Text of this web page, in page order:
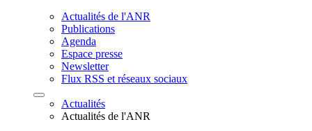
Actualités de l'ANR
Publications
Agenda
Espace presse
Newsletter
Flux RSS et réseaux sociaux
Actualités
Actualités de l'ANR